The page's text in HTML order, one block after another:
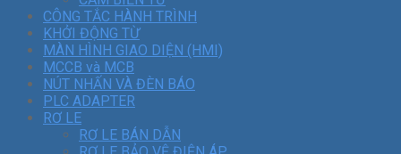
CÔNG TẮC HÀNH TRÌNH
KHỞI ĐỘNG TỪ
MÀN HÌNH GIAO DIỆN (HMI)
MCCB và MCB
NÚT NHẤN VÀ ĐÈN BÁO
PLC ADAPTER
RƠ LE
RƠ LE BÁN DẪN